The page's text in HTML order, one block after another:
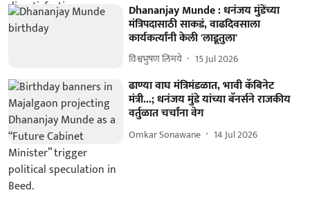
Dhananjay Munde : धनंजय मुंडेंच्या
मंत्रिपदासाठी साकडं, वाढदिवसाला
कार्यकर्त्यांनी केली 'लाडूतुला'
विश्वभुषण लिमये 15 Jul 2026
ढाण्या वाघ मंत्रिमंडळात, भावी कॅबिनेट
मंत्री...; धनंजय मुंडे यांच्या बॅनर्सने राजकीय
वर्तुळात चर्चांना वेग
Omkar Sonawane 14 Jul 2026